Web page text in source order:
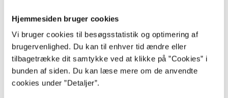
Hjemmesiden bruger cookies
Vi bruger cookies til besøgsstatistik og optimering af
brugervenlighed. Du kan til enhver tid ændre eller
tilbagetrække dit samtykke ved at klikke på ”Cookies” i
bunden af siden. Du kan læse mere om de anvendte
cookies under ”Detaljer”.
lorem ipsum dolor sit amet ...
lorem ipsum dolor sit amet ...
lorem ipsum dolor sit amet ...
lorem ipsum dolor sit amet ...
lorem ipsum dolor sit amet ...
lorem ipsum dolor sit amet ...